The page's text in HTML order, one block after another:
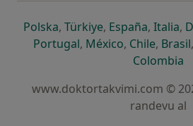
Polskayeni bir sekmede açılır
, Türkiyeyeni bir sekmede
, Españayeni bir
, Italia,
Portugalyeni bir sekmede
, Méxicoyeni bir
, Chileyeni
, Brasil,
Colombia
www.doktortakvimi.com ©
randevu al